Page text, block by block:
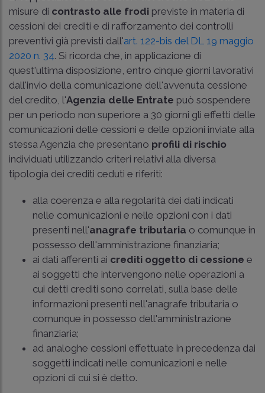
misure di contrasto alle frodi previste in materia di
cessioni dei crediti e di rafforzamento dei controlli
preventivi già previsti dall'art. 122-bis del DL 19 maggio
2020 n. 34. Si ricorda che, in applicazione di
quest'ultima disposizione, entro cinque giorni lavorativi
dall'invio della comunicazione dell'avvenuta cessione
del credito, l'Agenzia delle Entrate può sospendere
per un periodo non superiore a 30 giorni gli effetti delle
comunicazioni delle cessioni e delle opzioni inviate alla
stessa Agenzia che presentano profili di rischio
individuati utilizzando criteri relativi alla diversa
tipologia dei crediti ceduti e riferiti:
alla coerenza e alla regolarità dei dati indicati
nelle comunicazioni e nelle opzioni con i dati
presenti nell'anagrafe tributaria o comunque in
possesso dell'amministrazione finanziaria;
ai dati afferenti ai crediti oggetto di cessione e
ai soggetti che intervengono nelle operazioni a
cui detti crediti sono correlati, sulla base delle
informazioni presenti nell'anagrafe tributaria o
comunque in possesso dell'amministrazione
finanziaria;
ad analoghe cessioni effettuate in precedenza dai
soggetti indicati nelle comunicazioni e nelle
opzioni di cui si è detto.